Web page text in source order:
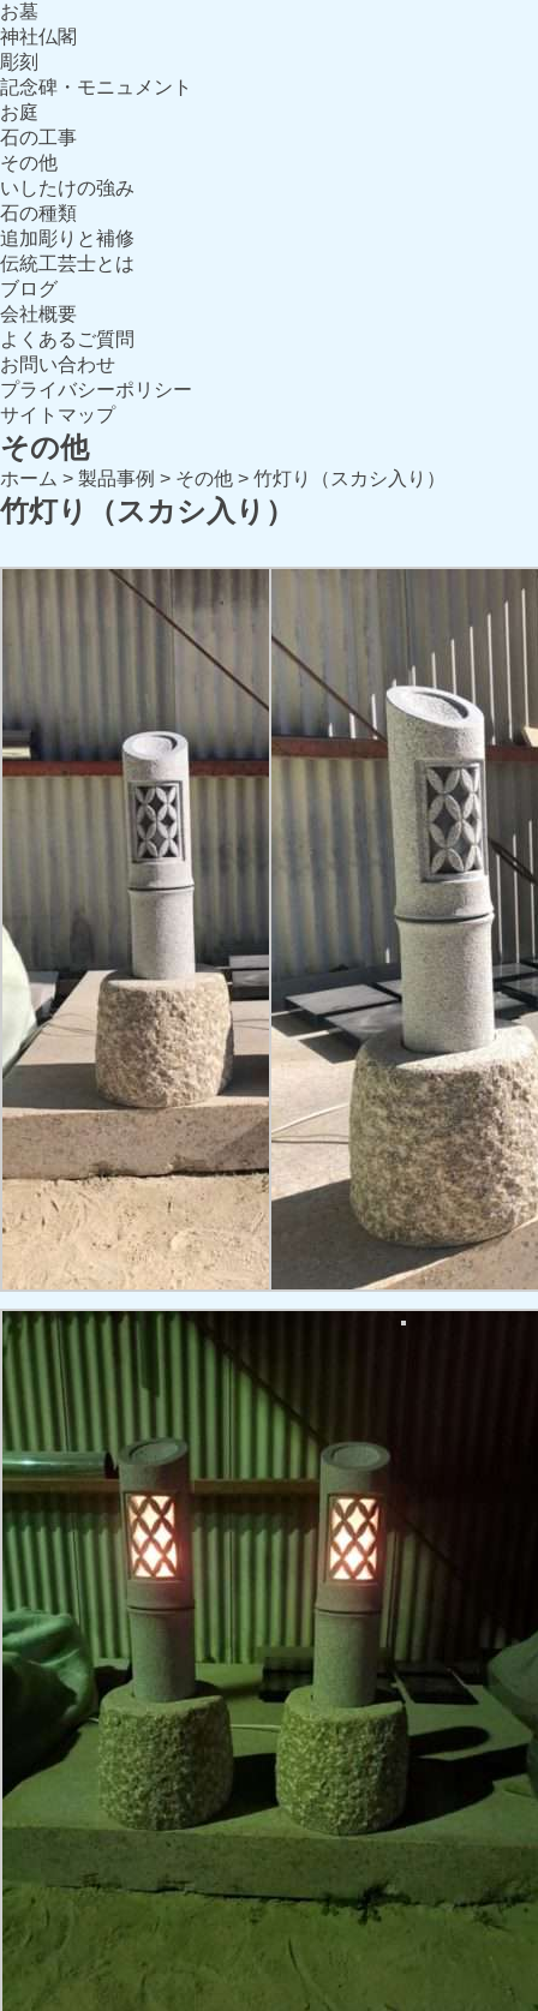
お墓
神社仏閣
彫刻
記念碑・モニュメント
お庭
石の工事
その他
いしたけの強み
石の種類
追加彫りと補修
伝統工芸士とは
ブログ
会社概要
よくあるご質問
お問い合わせ
プライバシーポリシー
サイトマップ
その他
ホーム > 製品事例 > その他 > 竹灯り（スカシ入り）
竹灯り（スカシ入り）